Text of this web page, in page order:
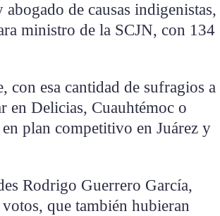
de causas indigenistas,
ministro de la SCJN, con 134
con esa cantidad de sufragios a
en Delicias, Cuauhtémoc o
plan competitivo en Juárez y
Rodrigo Guerrero García,
que también hubieran